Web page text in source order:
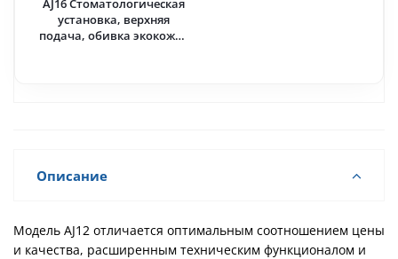
AJ16 Стоматологическая
установка, верхняя
подача, обивка экокожа ·
Описание
Модель AJ12 отличается оптимальным соотношением цены
и качества, расширенным техническим функционалом и